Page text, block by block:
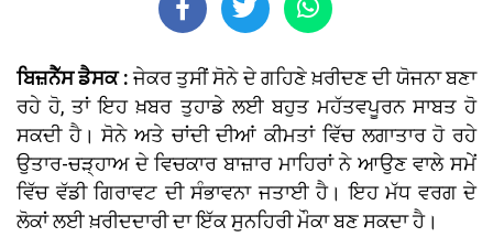
ਬਿਜ਼ਨੈੱਸ ਡੈਸਕ :ਜੇਕਰ ਤੁਸੀਂ ਸੋਨੇ ਦੇ ਗਹਿਣੇ ਖ਼ਰੀਦਣ ਦੀ ਯੋਜਨਾ ਬਣਾ
ਰਹੇ ਹੋ, ਤਾਂ ਇਹ ਖ਼ਬਰ ਤੁਹਾਡੇ ਲਈ ਬਹੁਤ ਮਹੱਤਵਪੂਰਨ ਸਾਬਤ ਹੋ
ਸਕਦੀ ਹੈ। ਸੋਨੇ ਅਤੇ ਚਾਂਦੀ ਦੀਆਂ ਕੀਮਤਾਂ ਵਿੱਚ ਲਗਾਤਾਰ ਹੋ ਰਹੇ
ਉਤਾਰ-ਚੜ੍ਹਾਅ ਦੇ ਵਿਚਕਾਰ ਬਾਜ਼ਾਰ ਮਾਹਿਰਾਂ ਨੇ ਆਉਣ ਵਾਲੇ ਸਮੇਂ
ਵਿੱਚ ਵੱਡੀ ਗਿਰਾਵਟ ਦੀ ਸੰਭਾਵਨਾ ਜਤਾਈ ਹੈ। ਇਹ ਮੱਧ ਵਰਗ ਦੇ
ਲੋਕਾਂ ਲਈ ਖ਼ਰੀਦਦਾਰੀ ਦਾ ਇੱਕ ਸੁਨਹਿਰੀ ਮੌਕਾ ਬਣ ਸਕਦਾ ਹੈ।